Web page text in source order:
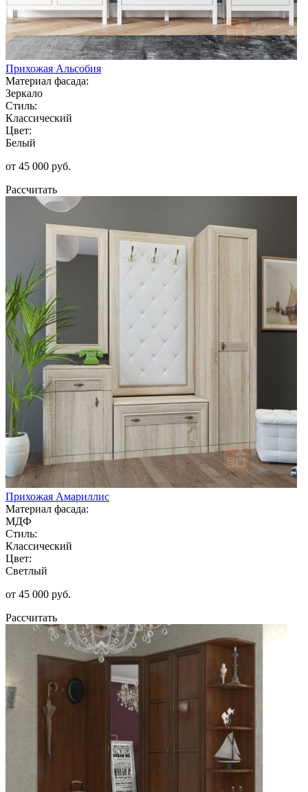
Прихожая Альсобия
Материал фасада:
Зеркало
Стиль:
Классический
Цвет:
Белый
от 45 000 руб.
Рассчитать
Прихожая Амариллис
Материал фасада:
МДФ
Стиль:
Классический
Цвет:
Светлый
от 45 000 руб.
Рассчитать